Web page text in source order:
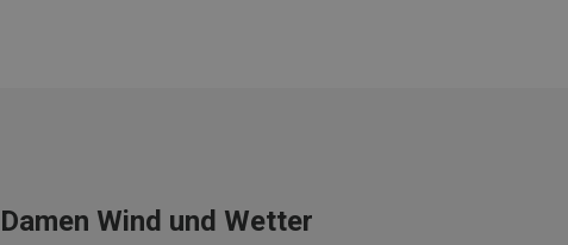
Wind und Wetter